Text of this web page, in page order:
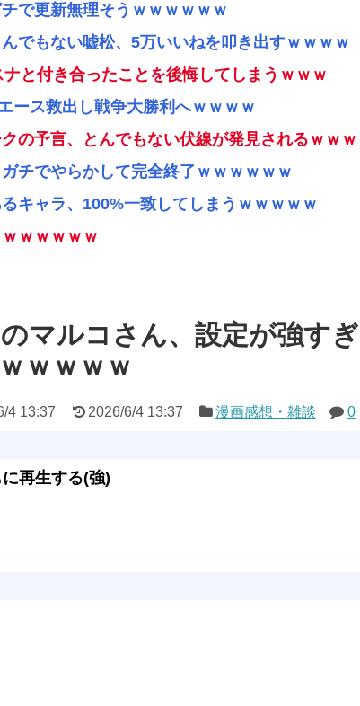
で更新無理そうｗｗｗｗｗｗ
でもない嘘松、5万いいねを叩き出すｗｗｗｗ
と付き合ったことを後悔してしまうｗｗｗ
ース救出し戦争大勝利へｗｗｗｗ
の予言、とんでもない伏線が発見されるｗｗｗ
チでやらかして完全終了ｗｗｗｗｗｗ
キャラ、100%一致してしまうｗｗｗｗｗ
ｗｗｗｗｗ
マルコさん、設定が強すぎ
ｗｗｗｗ
4 13:37 2026/6/4 13:37 漫画感想・雑談 0
再生する(強)